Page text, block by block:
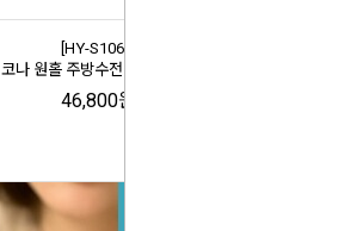
[HY-S1060]
코나 원홀 주방수전 HY-S1060
46,800원